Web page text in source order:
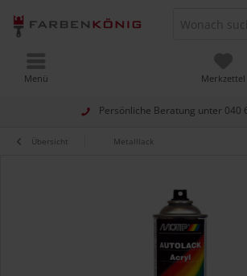
Persönliche Beratung unter 040
Merkzettel
Menü
Übersicht Metalllack